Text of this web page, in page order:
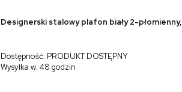
Designerski stalowy plafon biały 2-płomienny,
Dostępność: PRODUKT DOSTĘPNY
Wysyłka w:48 godzin